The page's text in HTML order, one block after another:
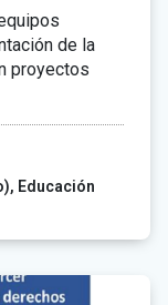
de la
proyectos
Educación